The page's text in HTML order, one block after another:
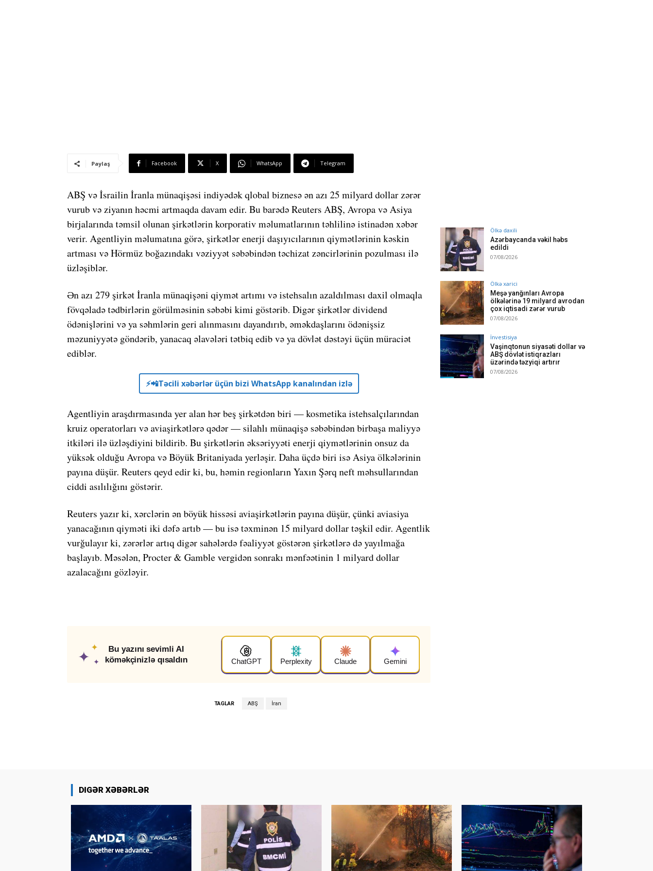
Paylaş Facebook X WhatsApp Telegram
ABŞ və İsrailin İranla münaqişəsi indiyədək qlobal biznesə ən azı 25 milyard dollar zərər
vurub və ziyanın həcmi artmaqda davam edir. Bu barədəReuters ABŞ, Avropa və Asiya
birjalarında təmsil olunan şirkətlərin korporativ məlumatlarının təhlilinə istinadən xəbər
verir. Agentliyin məlumatına görə, şirkətlər enerji daşıyıcılarının qiymətlərinin kəskin
artması və Hörmüz boğazındakı vəziyyət səbəbindən təchizat zəncirlərinin pozulması ilə
üzləşiblər.
Ən azı 279 şirkət İranla münaqişəni qiymət artımı və istehsalın azaldılması daxil olmaqla
fövqəladə tədbirlərin görülməsinin səbəbi kimi göstərib. Digər şirkətlər dividend
ödənişlərini və ya səhmlərin geri alınmasını dayandırıb, əməkdaşlarını ödənişsiz
məzuniyyətə göndərib, yanacaq əlavələri tətbiq edib və ya dövlət dəstəyi üçün müraciət
ediblər.
⚡️📲Təcili xəbərlər üçün bizi WhatsApp kanalından izlə
Agentliyin araşdırmasında yer alan hər beş şirkətdən biri — kosmetika istehsalçılarından
kruiz operatorları və aviaşirkətlərə qədər — silahlı münaqişə səbəbindən birbaşa maliyyə
itkiləri ilə üzləşdiyini bildirib. Bu şirkətlərin əksəriyyəti enerji qiymətlərinin onsuz da
yüksək olduğu Avropa və Böyük Britaniyada yerləşir. Daha üçdə biri isə Asiya ölkələrinin
payına düşür. Reuters qeyd edir ki, bu, həmin regionların Yaxın Şərq neft məhsullarından
ciddi asılılığını göstərir.
Reuters yazır ki, xərclərin ən böyük hissəsi aviaşirkətlərin payına düşür, çünki aviasiya
yanacağının qiyməti iki dəfə artıb — bu isə təxminən 15 milyard dollar təşkil edir. Agentlik
vurğulayır ki, zərərlər artıq digər sahələrdə fəaliyyət göstərən şirkətlərə də yayılmağa
başlayıb. Məsələn, Procter & Gamblevergidən sonrakı mənfəətinin 1 milyard dollar
azalacağını gözləyir.
✦
✦
✦
Bu yazını sevimli AI
köməkçinizlə qısaldın
ChatGPT Perplexity Claude Gemini
TAGLAR ABŞ İran
Ölkə daxili
Azərbaycanda vəkil həbs
edildi
07/08/2026
Ölkə xarici
Meşə yanğınları Avropa
ölkələrinə 19 milyard avrodan
çox iqtisadi zərər vurub
07/08/2026
İnvestisiya
Vaşinqtonun siyasəti dollar və
ABŞ dövlət istiqrazları
üzərində təzyiqi artırır
07/08/2026
DIGƏR XƏBƏRLƏR